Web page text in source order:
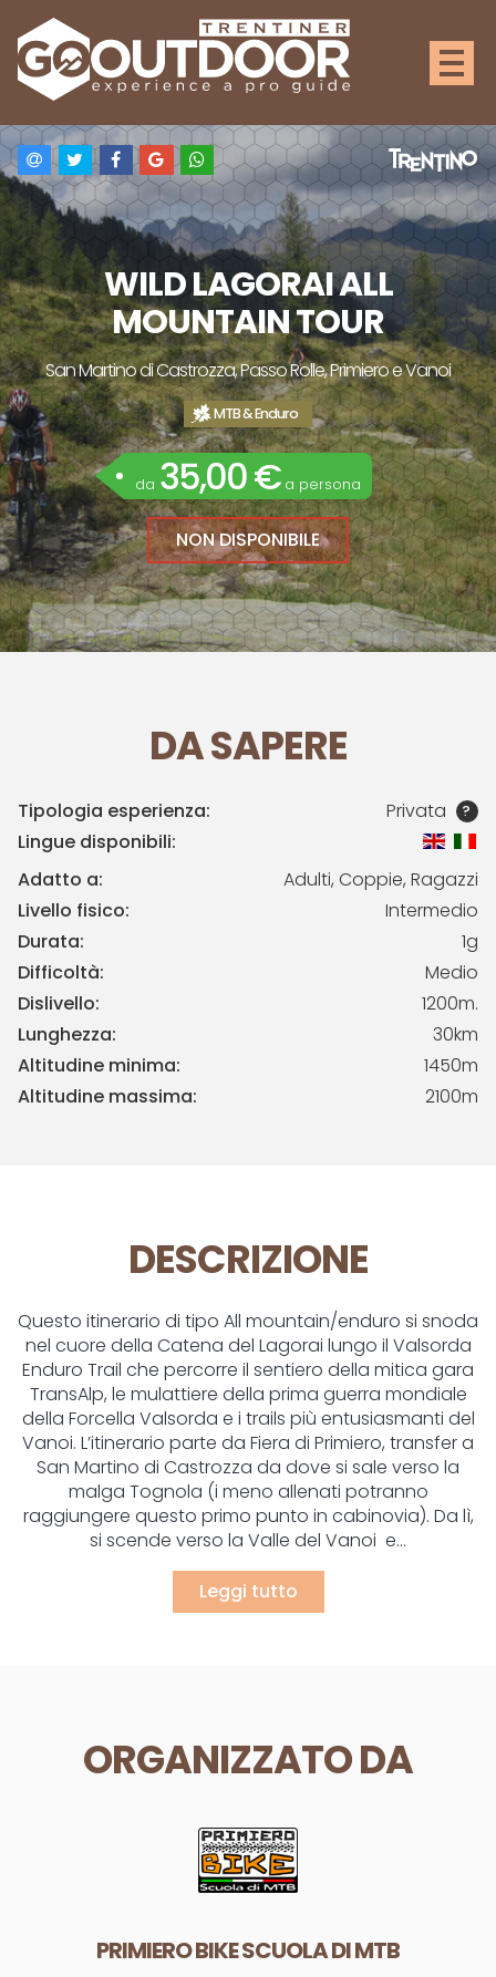
WILD LAGORAI ALL
MOUNTAIN TOUR
San Martino di Castrozza, Passo Rolle, Primiero e Vanoi
MTB & Enduro
da 35,00 € a persona
NON DISPONIBILE
DA SAPERE
Tipologia esperienza: Privata ?
Lingue disponibili:
Adatto a:
Adulti, Coppie, Ragazzi
Livello fisico:
Intermedio
Durata:
1g
Difficoltà:
Medio
Dislivello:
1200m.
Lunghezza:
30km
Altitudine minima:
1450m
Altitudine massima:
2100m
DESCRIZIONE
Questo itinerario di tipo All mountain/enduro si snoda
nel cuore della Catena del Lagorai lungo il Valsorda
Enduro Trail che percorre il sentiero della mitica gara
TransAlp, le mulattiere della prima guerra mondiale
della Forcella Valsorda e i trails più entusiasmanti del
Vanoi. L’itinerario parte da Fiera di Primiero, transfer a
San Martino di Castrozza da dove si sale verso la
malga Tognola (i meno allenati potranno
raggiungere questo primo punto in cabinovia). Da lì,
si scende verso la Valle del Vanoi e...
Leggi tutto
ORGANIZZATO DA
PRIMIERO BIKE SCUOLA DI MTB